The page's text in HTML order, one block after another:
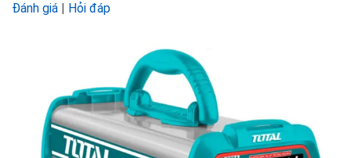
Đánh giá | Hỏi đáp